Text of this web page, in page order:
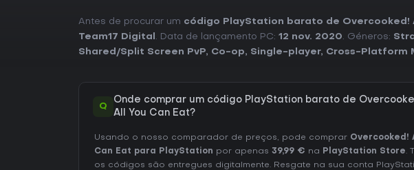
Antes de procurar um código PlayStation barato de Overcooked!
Team17 Digital . Data de lançamento PC: 12 nov. 2020. Géneros:
Shared/Split Screen PvP, Co-op, Single-player, Cross-Platform
Q
Onde comprar um código PlayStation barato de
All You Can Eat?
Usando o nosso comparador de preços, pode comprar Overcooked!
Can Eat para PlayStation por apenas 39,99 € na PlayStation Store.
os códigos são entregues digitalmente. Resgate na sua conta